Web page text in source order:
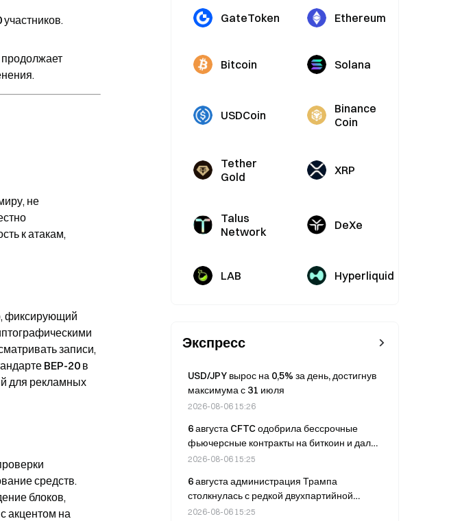
.
продолжает
не
к атакам,
фиксирующий
записи,
BEP-20 в
для рекламных
средств.
блоков,
акцентом на
GateToken Ethereum
Bitcoin Solana
USDCoin
Binance
Coin
Tether
Gold
XRP
Talus
Network
DeXe
LAB Hyperliquid
Экспресс
USD/JPY вырос на 0,5% за день, достигнув
максимума с 31 июля
2026-08-06 15:26
6 августа CFTC одобрила бессрочные
фьючерсные контракты на биткоин и дала
ход исследованию возможности
обеспечения.
2026-08-06 15:25
6 августа администрация Трампа
столкнулась с редкой двухпартийной
критикой из-за слабого надзора за ИИ на
2026-08-06 15:25